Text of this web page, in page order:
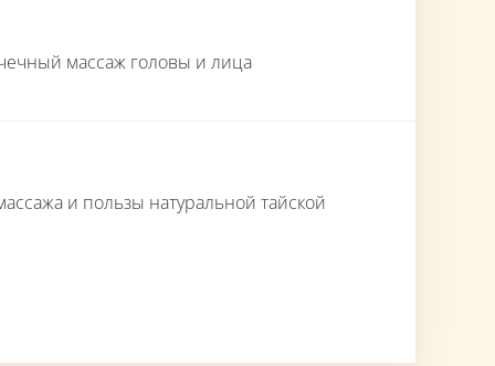
массаж головы и лица
и пользы натуральной тайской